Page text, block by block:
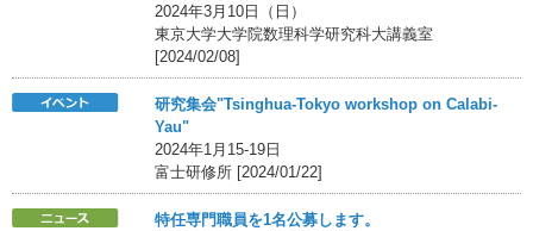
2024年3月10日（日）
東京大学大学院数理科学研究科大講義室
[2024/02/08]
研究集会"Tsinghua-Tokyo workshop on Calabi-
Yau"
2024年1月15-19日
富士研修所 [2024/01/22]
特任専門職員を1名公募します。